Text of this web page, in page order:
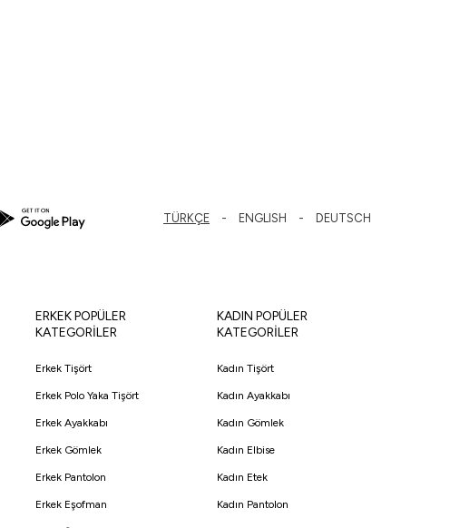
TÜRKÇE ENGLISH DEUTSCH
ERKEK POPÜLER
KATEGORİLER
Erkek Tişört
Erkek Polo Yaka Tişört
Erkek Ayakkabı
Erkek Gömlek
Erkek Pantolon
Erkek Eşofman
KADIN POPÜLER
KATEGORİLER
Kadın Tişört
Kadın Ayakkabı
Kadın Gömlek
Kadın Elbise
Kadın Etek
Kadın Pantolon